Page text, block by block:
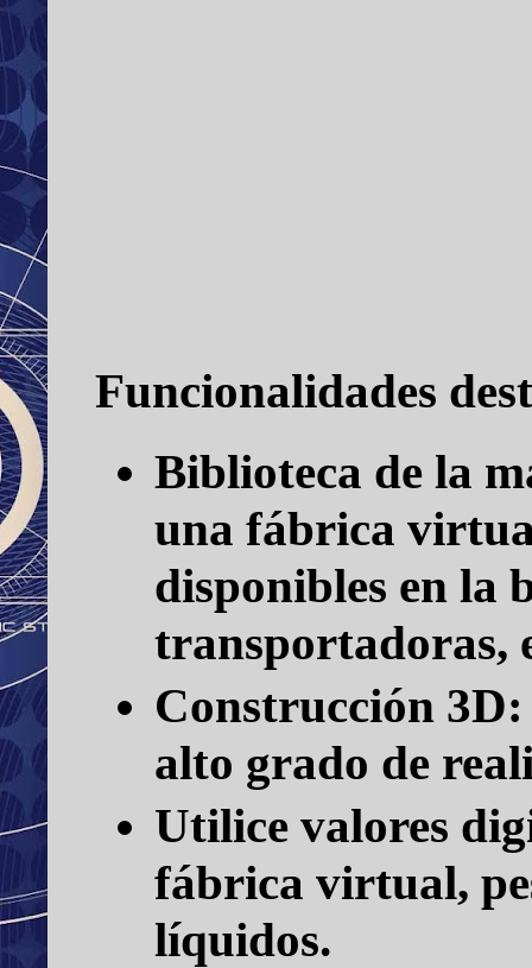
Funcionalidades
Biblioteca de la
una fábrica
disponibles en la
transportadoras,
Construcción 3D:
alto grado de
Utilice valores
fábrica virtual,
líquidos.